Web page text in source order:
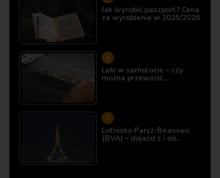
Jak wyrobić paszport? Cena
za wyrobienie w 2025/2026
Leki w samolocie – czy
można przewozić…
Lotnisko Paryż-Beauvais
(BVA) – dojazd z i do…